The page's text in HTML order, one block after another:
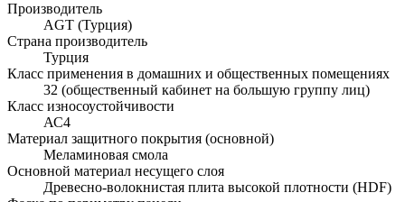
Производитель
AGT (Турция)
Страна производитель
Турция
Класс применения в домашних и общественных помещениях
32 (общественный кабинет на большую группу лиц)
Класс износоустойчивости
АС4
Материал защитного покрытия (основной)
Меламиновая смола
Основной материал несущего слоя
Древесно-волокнистая плита высокой плотности (HDF)